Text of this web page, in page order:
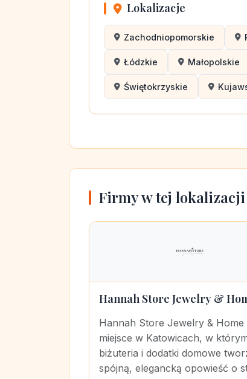
Lokalizacje
Zachodniopomorskie
Łódzkie Małopolskie
Świętokrzyskie
Firmy w tej lokalizacji
Hannah Store Jewelry &
Hannah Store Jewelry & Home
miejsce w Katowicach, w
biżuteria i dodatki domowe
spójną, elegancką opowieść o